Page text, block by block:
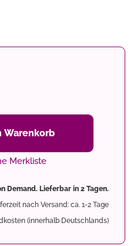
Warenkorb
Merkliste
Demand. Lieferbar in 2 Tagen.
nach Versand: ca. 1-2 Tage
(innerhalb Deutschlands)